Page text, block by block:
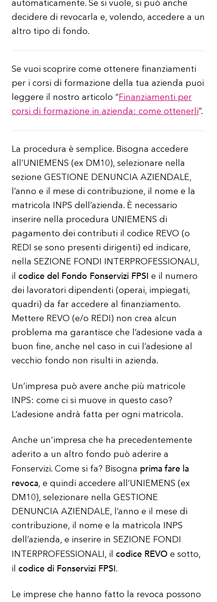
automaticamente. Se si vuole, si può anche
decidere di revocarla e, volendo, accedere a un
altro tipo di fondo.
Se vuoi scoprire come ottenere finanziamenti
per i corsi di formazione della tua azienda puoi
leggere il nostro articolo “ Finanziamenti per
corsi di formazione in azienda: come ottenerli”.
La procedura è semplice. Bisogna accedere
all’UNIEMENS (ex DM10), selezionare nella
sezione GESTIONE DENUNCIA AZIENDALE,
l’anno e il mese di contribuzione, il nome e la
matricola INPS dell’azienda. È necessario
inserire nella procedura UNIEMENS di
pagamento dei contributi il codice REVO (o
REDI se sono presenti dirigenti) ed indicare,
nella SEZIONE FONDI INTERPROFESSIONALI,
il codice del Fondo Fonservizi FPSI e il numero
dei lavoratori dipendenti (operai, impiegati,
quadri) da far accedere al finanziamento.
Mettere REVO (e/o REDI) non crea alcun
problema ma garantisce che l’adesione vada a
buon fine, anche nel caso in cui l’adesione al
vecchio fondo non risulti in azienda.
Un’impresa può avere anche più matricole
INPS: come ci si muove in questo caso?
L’adesione andrà fatta per ogni matricola.
Anche un'impresa che ha precedentemente
aderito a un altro fondo può aderire a
Fonservizi. Come si fa? Bisogna prima fare la
revoca, e quindi accedere all’UNIEMENS (ex
DM10), selezionare nella GESTIONE
DENUNCIA AZIENDALE, l’anno e il mese di
contribuzione, il nome e la matricola INPS
dell’azienda, e inserire in SEZIONE FONDI
INTERPROFESSIONALI, il codice REVO e sotto,
il
codice di Fonservizi FPSI.
Le imprese che hanno fatto la revoca possono